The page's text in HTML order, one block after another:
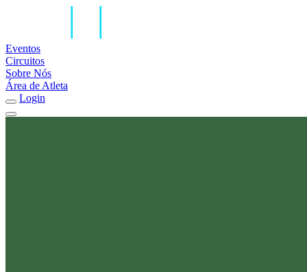
Eventos
Circuitos
Sobre Nós
Área de Atleta
Login